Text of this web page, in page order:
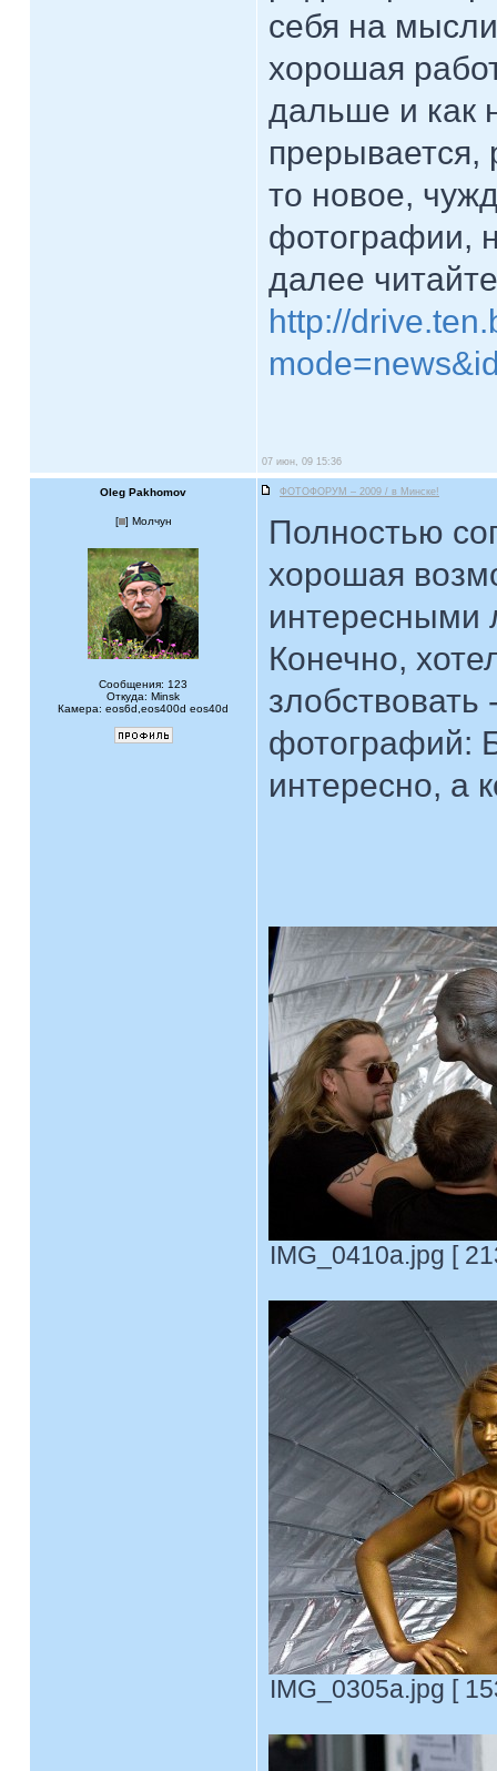
себя на
хорошая
дальше и как
прерывается,
то новое,
фотографии,
далее
http://
07 июн, 09 15:36
Oleg Pakhomov ФОТОФОРУМ – 2009 / в Минске!
[ ] Молчун
Сообщения: 123
Откуда: Minsk
Камера: eos6d,eos400d eos40d
Полностью
хорошая
интересными
Конечно,
фотографий:
интересно, а
IMG_0410a.jpg [
IMG_0305a.jpg [